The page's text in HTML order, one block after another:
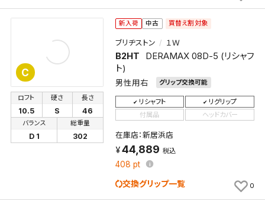
C
新入荷 中古 買替え割対象
ブリヂストン １Ｗ
B2HT
DERAMAX 08D-5 (リシャフ
ト)
男性用右 グリップ交換可能
ロフト
10.5
硬さ
S
長さ
46
バランス
D 1
総重量
302
リシャフト
リグリップ
付属品
ヘッドカバー
在庫店：新居浜店
44,889 税込
408 pt
交換グリップ一覧 0